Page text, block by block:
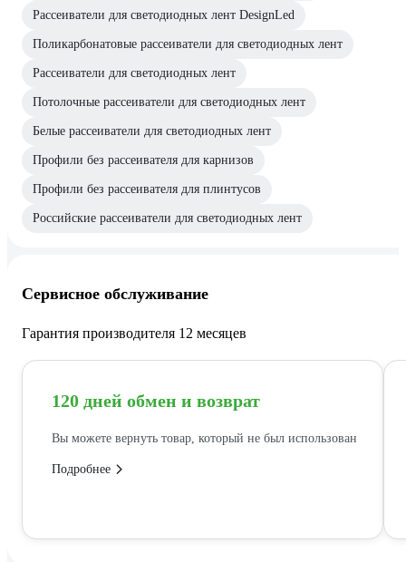
Рассеиватели для светодиодных лент DesignLed
Поликарбонатовые рассеиватели для светодиодных лент
Рассеиватели для светодиодных лент
Потолочные рассеиватели для светодиодных лент
Белые рассеиватели для светодиодных лент
Профили без рассеивателя для карнизов
Профили без рассеивателя для плинтусов
Российские рассеиватели для светодиодных лент
Сервисное обслуживание
Гарантия производителя 12 месяцев
120 дней обмен и возврат
Вы можете вернуть товар, который не был использован
Подробнее